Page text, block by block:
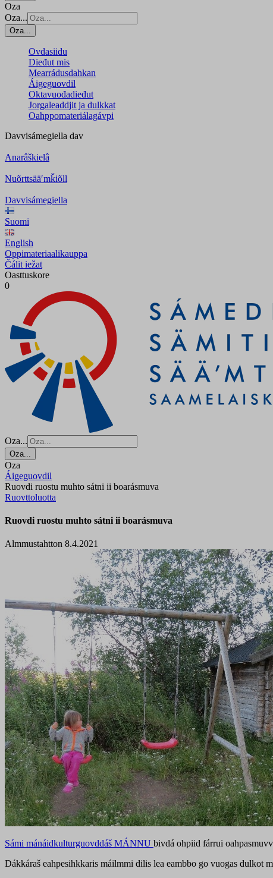
Oza
Oza...
Oza...
Ovdasiidu
Dieđut mis
Mearrádusdahkan
Áigeguovdil
Oktavuođadieđut
Jorgaleaddjit ja dulkkat
Oahppomateriálagávpi
Davvisámegiella dav
Anarâškielâ
Nuõrttsääʹmǩiõll
Davvisámegiella
Suomi
English
Oppimateriaalikauppa
Čálit iežat
Oasttuskore
0
Oza...
Oza...
Oza
Áigeguovdil
Ruovdi ruostu muhto sátni ii boarásmuva
Ruovttoluotta
Ruovdi ruostu muhto sátni ii boarásmuva
Almmustahtton 8.4.2021
Sámi mánáidkulturguovddáš MÁNNU bivdá ohpiid fárrui
Dákkáraš eahpesihkkaris máilmmi dilis lea eambbo go vuogas dulkot